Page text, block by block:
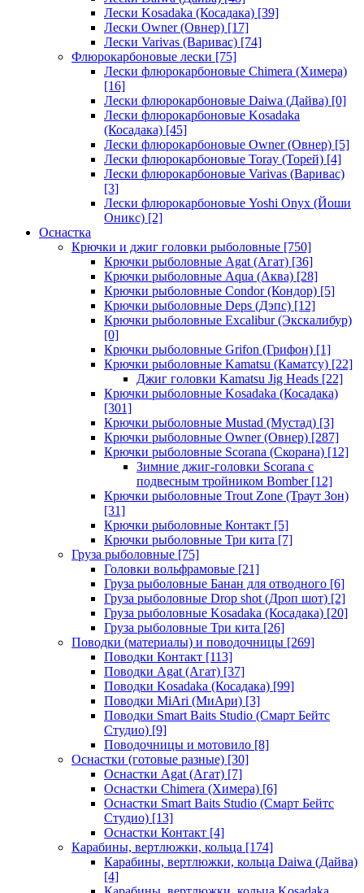
Лески Kosadaka (Косадака) [39]
Лески Owner (Овнер) [17]
Лески Varivas (Варивас) [74]
Флюрокарбоновые лески [75]
Лески флюрокарбоновые Chimera (Химера)
[16]
Лески флюрокарбоновые Daiwa (Дайва) [0]
Лески флюрокарбоновые Kosadaka
(Косадака) [45]
Лески флюрокарбоновые Owner (Овнер) [5]
Лески флюрокарбоновые Toray (Торей) [4]
Лески флюрокарбоновые Varivas (Варивас)
[3]
Лески флюрокарбоновые Yoshi Onyx (Йоши
Оникс) [2]
Оснастка
Крючки и джиг головки рыболовные [750]
Крючки рыболовные Agat (Агат) [36]
Крючки рыболовные Aqua (Аква) [28]
Крючки рыболовные Condor (Кондор) [5]
Крючки рыболовные Deps (Дэпс) [12]
Крючки рыболовные Excalibur (Экскалибур)
[0]
Крючки рыболовные Grifon (Грифон) [1]
Крючки рыболовные Kamatsu (Каматсу) [22]
Джиг головки Kamatsu Jig Heads [22]
Крючки рыболовные Kosadaka (Косадака)
[301]
Крючки рыболовные Mustad (Мустад) [3]
Крючки рыболовные Owner (Овнер) [287]
Крючки рыболовные Scorana (Скорана) [12]
Зимние джиг-головки Scorana с
подвесным тройником Bomber[12]
Крючки рыболовные Trout Zone (Траут Зон)
[31]
Крючки рыболовные Контакт [5]
Крючки рыболовные Три кита [7]
Груза рыболовные [75]
Головки вольфрамовые [21]
Груза рыболовные Банан для отводного [6]
Груза рыболовные Drop shot (Дроп шот) [2]
Груза рыболовные Kosadaka (Косадака) [20]
Груза рыболовные Три кита [26]
Поводки (материалы) и поводочницы [269]
Поводки Контакт [113]
Поводки Agat (Агат) [37]
Поводки Kosadaka (Косадака) [99]
Поводки MiAri (МиАри) [3]
Поводки Smart Baits Studio (Смарт Бейтс
Студио) [9]
Поводочницы и мотовило [8]
Оснастки (готовые разные) [30]
Оснастки Agat (Агат) [7]
Оснастки Chimera (Химера) [6]
Оснастки Smart Baits Studio (Смарт Бейтс
Студио) [13]
Оснастки Контакт [4]
Карабины, вертлюжки, кольца [174]
Карабины, вертлюжки, кольца Daiwa (Дайва)
[4]